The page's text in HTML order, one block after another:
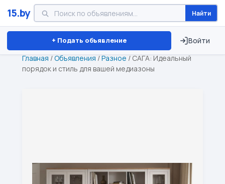
15.by Найти
+ Подать объявление Войти
Минск Витебск Брест ⏱ ТОЛЬКО 15 ДНЕЙ
Главная /Объявления /Разное / САГА: Идеальный
порядок и стиль для вашей медиазоны